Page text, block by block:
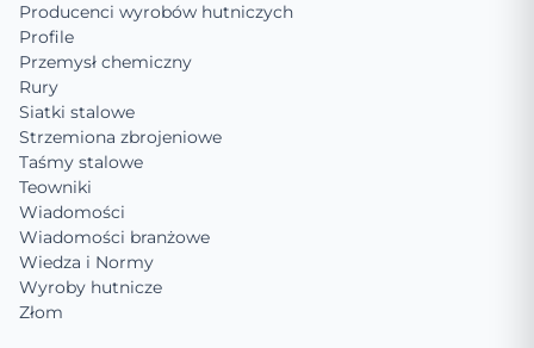
Producenci wyrobów hutniczych
Profile
Przemysł chemiczny
Rury
Siatki stalowe
Strzemiona zbrojeniowe
Taśmy stalowe
Teowniki
Wiadomości
Wiadomości branżowe
Wiedza i Normy
Wyroby hutnicze
Złom